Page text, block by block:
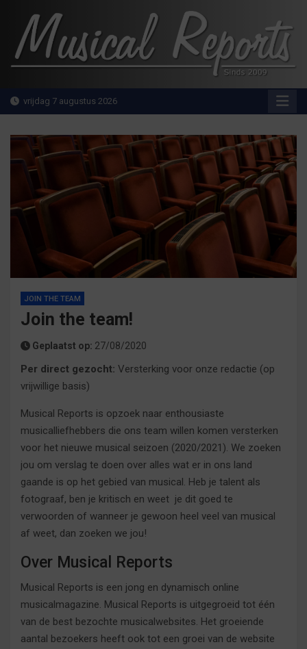
inhoud
MusicalReports.nl
vrijdag 7 augustus 2026
JOIN THE TEAM
Join the team!
Geplaatst op: 27/08/2020
Per direct gezocht: Versterking voor onze redactie (op
vrijwillige basis)
Musical Reports is opzoek naar enthousiaste
musicalliefhebbers die ons team willen komen versterken
voor het nieuwe musical seizoen (2020/2021). We zoeken
jou om verslag te doen over alles wat er in ons land
gaande is op het gebied van musical. Heb je talent als
fotograaf, ben je kritisch en weet je dit goed te
verwoorden of wanneer je gewoon heel veel van musical
af weet, dan zoeken we jou!
Over Musical Reports
Musical Reports is een jong en dynamisch online
musicalmagazine. Musical Reports is uitgegroeid tot één
van de best bezochte musicalwebsites. Het groeiende
aantal bezoekers heeft ook tot een groei van de website